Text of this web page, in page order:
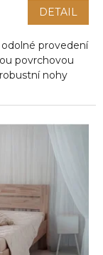
DETAIL
provedení
povrchovou
nohy